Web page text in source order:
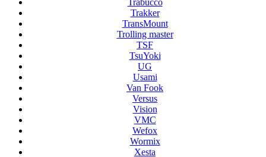
Trabucco
Trakker
TransMount
Trolling master
TSF
TsuYoki
UG
Usami
Van Fook
Versus
Vision
VMC
Wefox
Wormix
Xesta